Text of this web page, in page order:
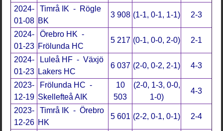
2024-
01-08
Timrå IK - Rögle
BK
3 908 (1-1, 0-1, 1-1) 2-3
2024-
01-23
Örebro HK -
Frölunda HC
5 217 (0-1, 0-0, 2-0) 2-1
2024-
01-23
Luleå HF - Växjö
Lakers HC
6 037 (2-0, 0-2, 2-1) 4-3
2023-
12-19
Frölunda HC -
Skellefteå AIK
10
503
(2-0, 1-3, 0-0,
1-0)
4-3
2023-
12-26
Timrå IK - Örebro
HK
5 601 (2-2, 0-1, 0-1) 2-4